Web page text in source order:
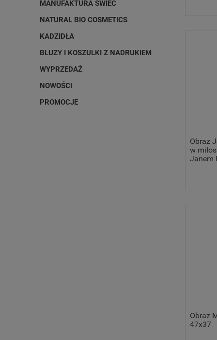
MANUFAKTURA ŚWIEC
NATURAL BIO COSMETICS
KADZIDŁA
BLUZY I KOSZULKI Z NADRUKIEM
WYPRZEDAŻ
NOWOŚCI
PROMOCJE
Obraz
w
Janem
Obraz
47x37